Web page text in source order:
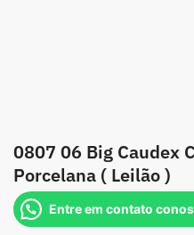
0807 06 Big Caudex
Porcelana ( Leilão )
Entre em contato